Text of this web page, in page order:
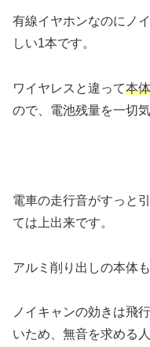
有線イヤホンなのにノ
しい1本です。
ワイヤレスと違って本
ので、電池残量を一切
電車の走行音がすっと
ては上出来です。
アルミ削り出しの本体
ノイキャンの効きは飛
いため、無音を求める